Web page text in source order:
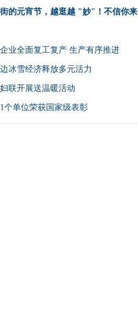
的元宵节，越逛越 "妙"！不信你来
业全面复工复产 生产有序推进
冰雪经济释放多元活力
联开展送温暖活动
个单位荣获国家级表彰